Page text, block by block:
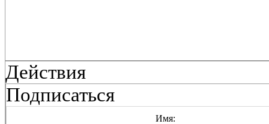
Действия
Подписаться
Имя: